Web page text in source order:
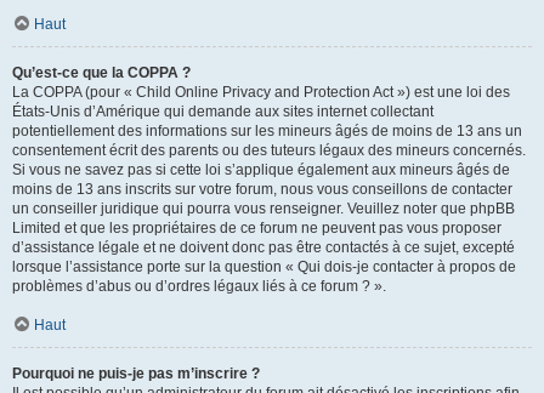
Haut
Qu’est-ce que la COPPA ?
La COPPA (pour « Child Online Privacy and Protection Act ») est une loi des
États-Unis d’Amérique qui demande aux sites internet collectant
potentiellement des informations sur les mineurs âgés de moins de 13 ans un
consentement écrit des parents ou des tuteurs légaux des mineurs concernés.
Si vous ne savez pas si cette loi s’applique également aux mineurs âgés de
moins de 13 ans inscrits sur votre forum, nous vous conseillons de contacter
un conseiller juridique qui pourra vous renseigner. Veuillez noter que phpBB
Limited et que les propriétaires de ce forum ne peuvent pas vous proposer
d’assistance légale et ne doivent donc pas être contactés à ce sujet, excepté
lorsque l’assistance porte sur la question « Qui dois-je contacter à propos de
problèmes d’abus ou d’ordres légaux liés à ce forum ? ».
Haut
Pourquoi ne puis-je pas m’inscrire ?